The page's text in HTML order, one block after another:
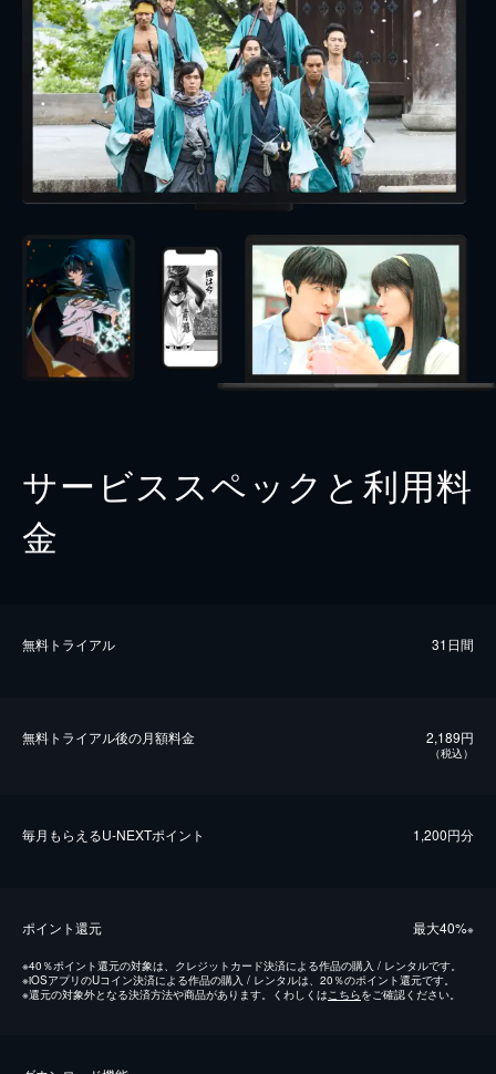
サービススペックと利用料
金
無料トライアル 31日間
無料トライアル後の⽉額料金 2,189円
（税込）
毎⽉もらえるU-NEXTポイント 1,200円分
ポイント還元 最⼤40%※
※40％ポイント還元の対象は、クレジットカード決済による作品の購入 / レンタルです。
※iOSアプリのUコイン決済による作品の購入 / レンタルは、20％のポイント還元です。
※還元の対象外となる決済方法や商品があります。くわしくはこちらをご確認ください。